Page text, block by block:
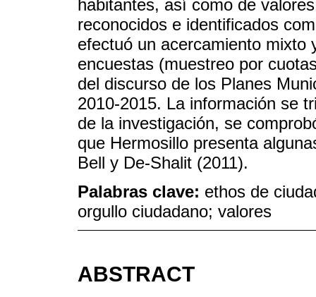
habitantes, así como de
reconocidos e identificados
efectuó un acercamiento mixto
encuestas (muestreo por
del discurso de los Planes
2010-2015. La información se
de la investigación, se
que Hermosillo presenta
Bell y De-Shalit (2011).
Palabras clave: ethos de
orgullo ciudadano; valores
ABSTRACT